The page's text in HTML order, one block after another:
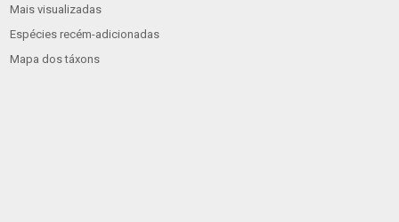
Mais visualizadas
Espécies recém-adicionadas
Mapa dos táxons